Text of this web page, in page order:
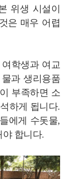
위생 시설이
은 매우 어렵
학생과 여교
과 생리용품
부족하면 소
하게 됩니다.
에게 수돗물,
합니다.